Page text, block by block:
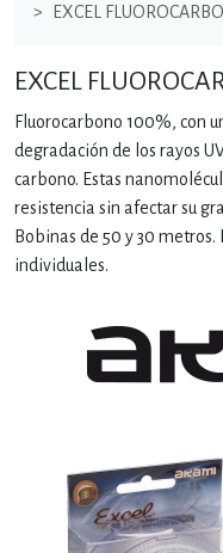
EXCEL
EXCEL
Fluorocarbono 100%, con
degradación de los rayos
carbono. Estas
resistencia sin afectar su
Bobinas de 50 y 30
individuales.